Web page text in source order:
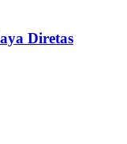
Diretas